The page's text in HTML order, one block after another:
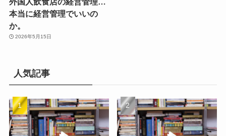
本当に経営管理でいいの
か。
2026年5月15日
人気記事